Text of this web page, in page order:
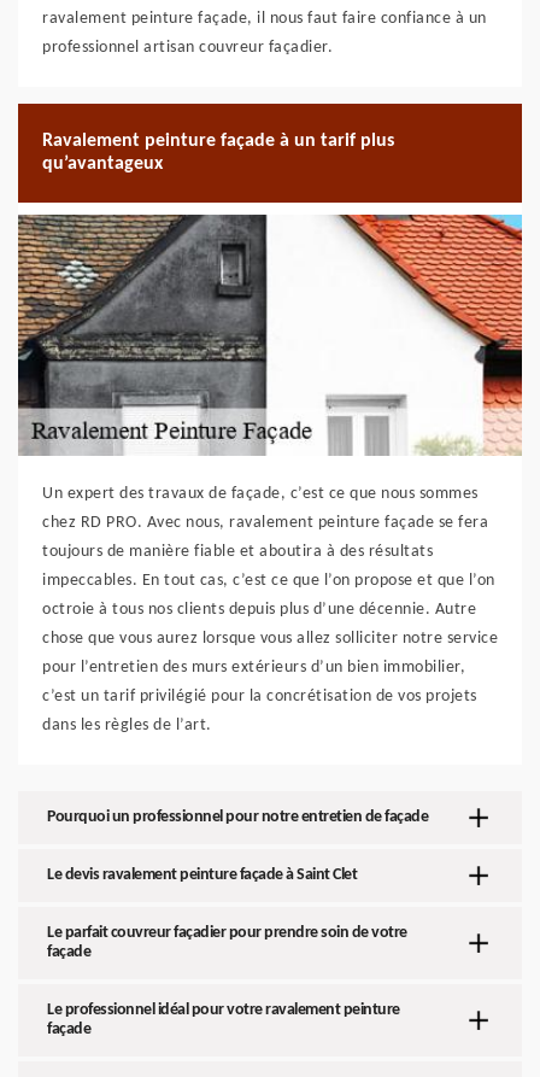
ravalement peinture façade, il nous faut faire confiance à un
professionnel artisan couvreur façadier.
Ravalement peinture façade à un tarif plus
qu’avantageux
Un expert des travaux de façade, c’est ce que nous sommes
chez RD PRO. Avec nous, ravalement peinture façade se fera
toujours de manière fiable et aboutira à des résultats
impeccables. En tout cas, c’est ce que l’on propose et que l’on
octroie à tous nos clients depuis plus d’une décennie. Autre
chose que vous aurez lorsque vous allez solliciter notre service
pour l’entretien des murs extérieurs d’un bien immobilier,
c’est un tarif privilégié pour la concrétisation de vos projets
dans les règles de l’art.
Pourquoi un professionnel pour notre entretien de façade
Le devis ravalement peinture façade à Saint Clet
Le parfait couvreur façadier pour prendre soin de votre
façade
Le professionnel idéal pour votre ravalement peinture
façade